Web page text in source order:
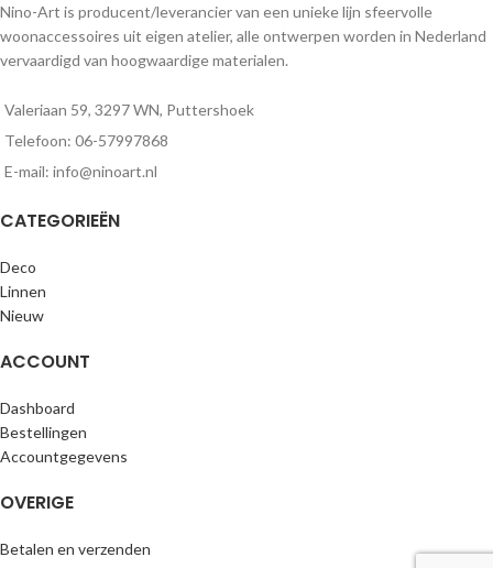
Nino-Art is producent/leverancier van een unieke lijn sfeervolle
woonaccessoires uit eigen atelier, alle ontwerpen worden in Nederland
vervaardigd van hoogwaardige materialen.
Valeriaan 59, 3297 WN, Puttershoek
Telefoon: 06-57997868
E-mail: info@ninoart.nl
CATEGORIEËN
Deco
Linnen
Nieuw
ACCOUNT
Dashboard
Bestellingen
Accountgegevens
OVERIGE
Betalen en verzenden